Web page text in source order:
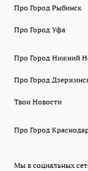
Про Город Рыбинск
Про Город Уфа
Про Город Нижний
Про Город
Твои Новости
Про Город
Мы в социальных